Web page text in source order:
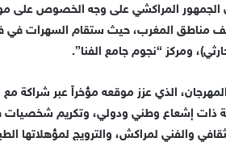
ن
ي
ا
المراكشي على وجه الخصوص على
ومركز “نجوم جامع الفنا”.
ذات إشعاع وطني ودولي، وتكريم شخصيات
والفني لمراكش، والترويج لمؤهلاتها